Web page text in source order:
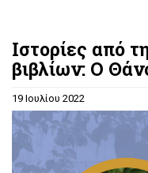
Ιστορίες από
βιβλίων: Ο
19 Ιουλίου 2022